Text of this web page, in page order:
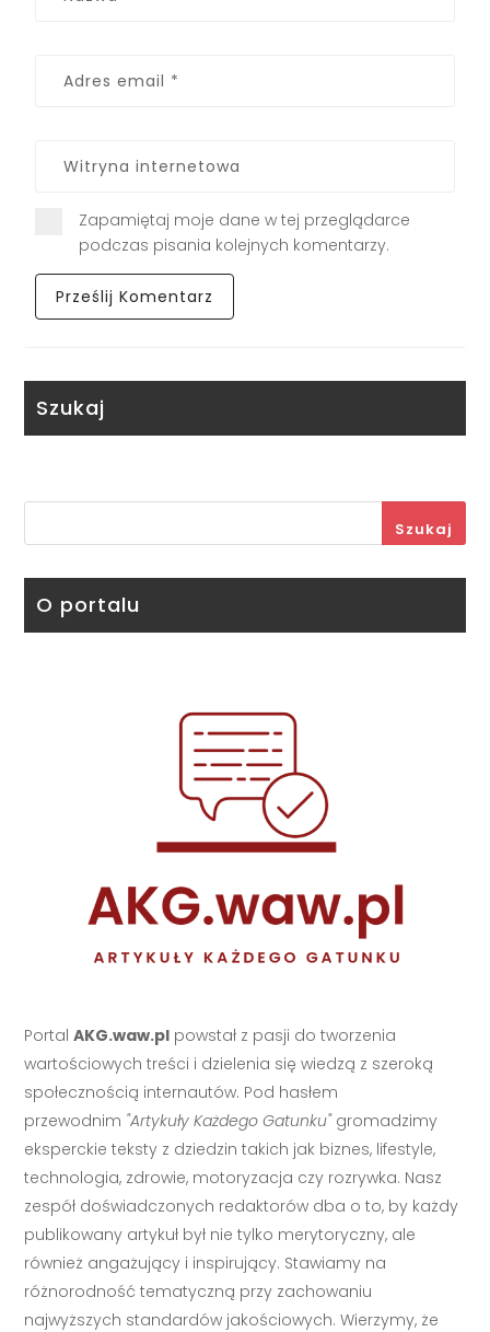
Zapamiętaj moje dane w tej przeglądarce
podczas pisania kolejnych komentarzy.
Szukaj
Szukaj
O portalu
PortalAKG.waw.pl powstał z pasji do tworzenia
wartościowych treści i dzielenia się wiedzą z szeroką
społecznością internautów. Pod hasłem
przewodnim "Artykuły Każdego Gatunku"gromadzimy
eksperckie teksty z dziedzin takich jak biznes, lifestyle,
technologia, zdrowie, motoryzacja czy rozrywka. Nasz
zespół doświadczonych redaktorów dba o to, by każdy
publikowany artykuł był nie tylko merytoryczny, ale
również angażujący i inspirujący. Stawiamy na
różnorodność tematyczną przy zachowaniu
najwyższych standardów jakościowych. Wierzymy, że